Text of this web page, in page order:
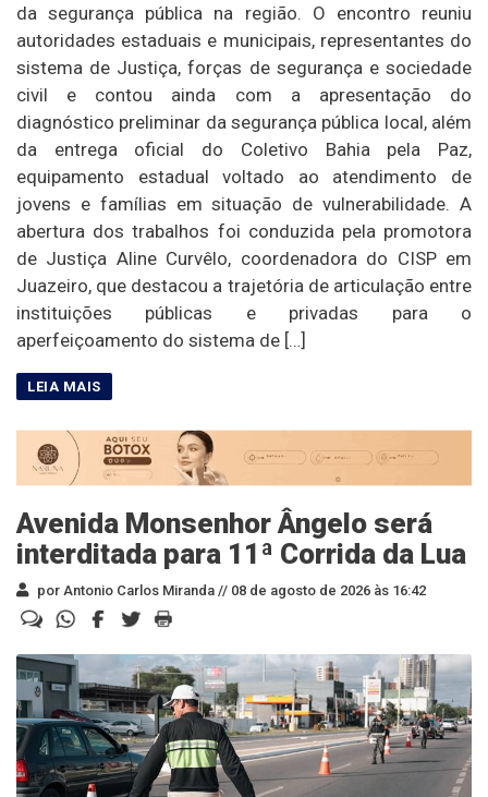
da segurança pública na região. O encontro reuniu
autoridades estaduais e municipais, representantes do
sistema de Justiça, forças de segurança e sociedade
civil e contou ainda com a apresentação do
diagnóstico preliminar da segurança pública local, além
da entrega oficial do Coletivo Bahia pela Paz,
equipamento estadual voltado ao atendimento de
jovens e famílias em situação de vulnerabilidade. A
abertura dos trabalhos foi conduzida pela promotora
de Justiça Aline Curvêlo, coordenadora do CISP em
Juazeiro, que destacou a trajetória de articulação entre
instituições públicas e privadas para o
aperfeiçoamento do sistema de […]
Avenida Monsenhor Ângelo será
interditada para 11ª Corrida da Lua
por Antonio Carlos Miranda // 08 de agosto de 2026 às 16:42